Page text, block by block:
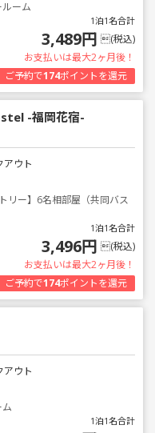
ルーム
1泊1名合計
3,489円 (税込)
お支払いは最大2ヶ月後！
ご予約で174ポイントを還元
-福岡花宿-
アウト
リー】6名相部屋（共同バス
1泊1名合計
3,496円 (税込)
お支払いは最大2ヶ月後！
ご予約で174ポイントを還元
アウト
1泊1名合計